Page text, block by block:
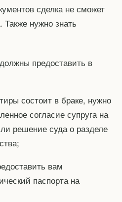
сделка не сможет
Также нужно знать
предоставить в
состоит в браке, нужно
согласие супруга на
решение суда о разделе
вам
паспорта на